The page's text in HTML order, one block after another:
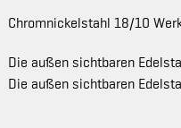
Chromnickelstahl 18/10
Die außen sichtbaren
Die außen sichtbaren